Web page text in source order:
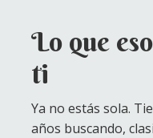
Lo que
ti
Ya no estás sola.
años buscando,